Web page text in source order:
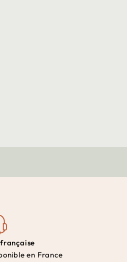
en France